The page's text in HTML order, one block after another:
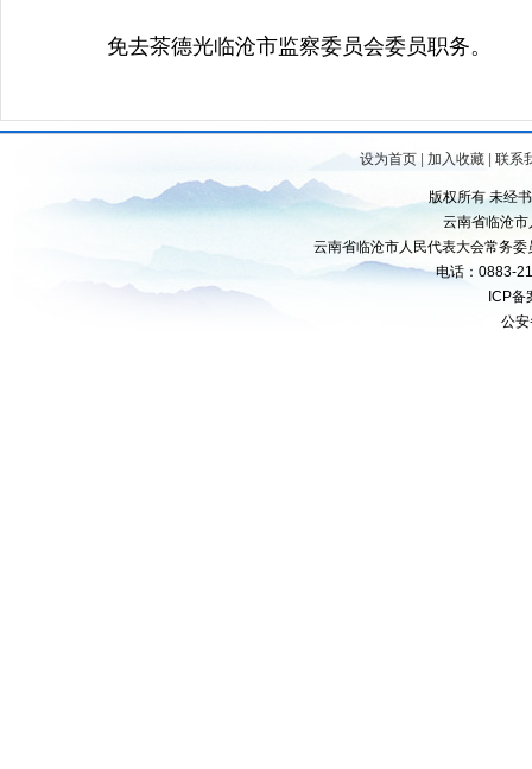
免去茶德光临沧市监察委员会委员职务。
设为首页 加入收藏 联系
版权所有 未经
云南省临沧
云南省临沧市人民代表大会常务
电话：0883-
ICP备
公